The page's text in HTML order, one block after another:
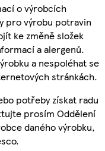
o výrobcích
pro výrobu potravin
ke změně složek
a alergenů.
a nespoléhat se
stránkách.
potřeby získat radu
prosím Oddělení
daného výrobku,